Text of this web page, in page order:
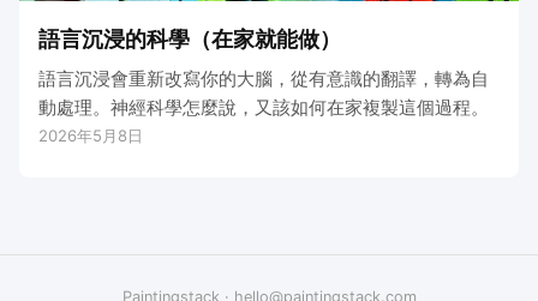
語言沉浸的科學（在家就能做）
語言沉浸會重新改寫你的大腦，從有意識的翻譯，轉為自
動處理。神經科學怎麼說，又該如何在家複製這個過程。
2026年5月8日
Paintingstack · hello@paintingstack.com